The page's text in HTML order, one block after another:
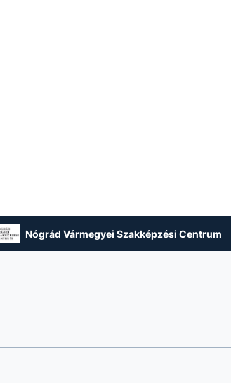
Nógrád Vármegyei Szakképzési Centrum